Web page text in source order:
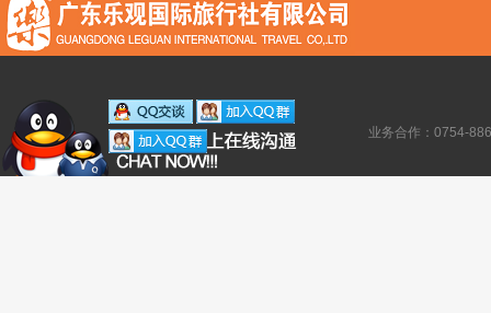
业务合作：0754-